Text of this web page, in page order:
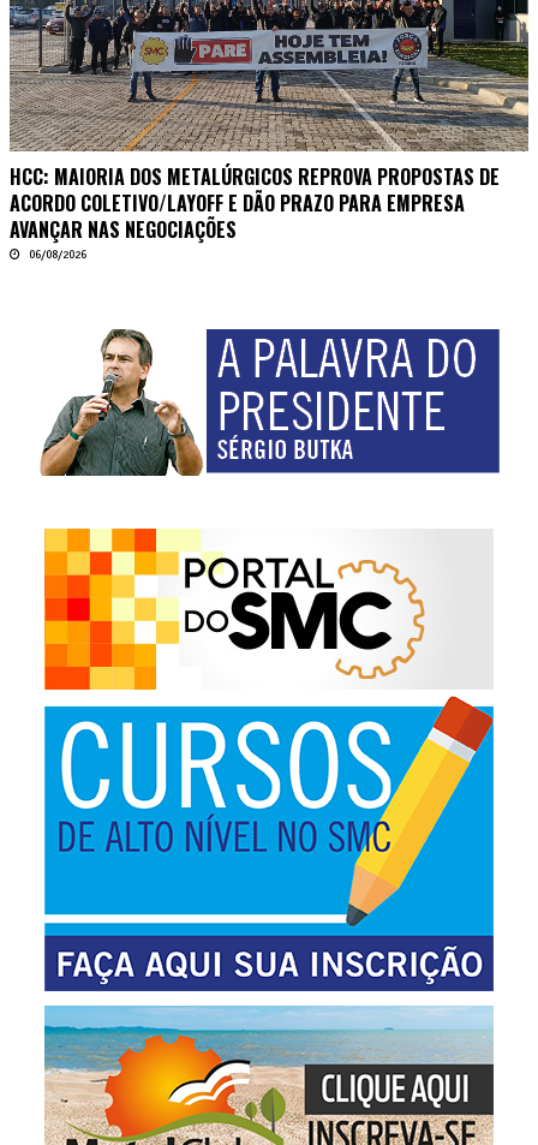
HCC: MAIORIA DOS METALÚRGICOS REPROVA PROPOSTAS DE
ACORDO COLETIVO/LAYOFF E DÃO PRAZO PARA EMPRESA
AVANÇAR NAS NEGOCIAÇÕES
06/08/2026